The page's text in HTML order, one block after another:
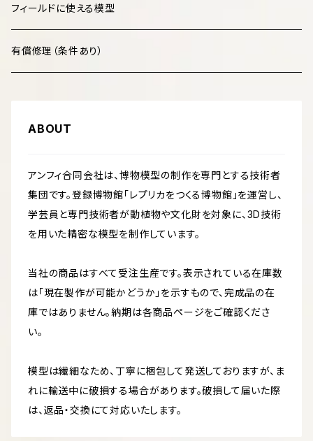
鳥類 Aves
爬虫類 Reptilia
魚類 Pisces
化石・古生物 Fossils
文化財 Cultural Heritage
フィールドに使える模型
有償修理（条件あり）
ABOUT
アンフィ合同会社は、博物模型の制作を専門とする技術者
集団です。登録博物館「レプリカをつくる博物館」を運営し、
学芸員と専門技術者が動植物や文化財を対象に、3D技術
を用いた精密な模型を制作しています。
当社の商品はすべて受注生産です。表示されている在庫数
は「現在製作が可能かどうか」を示すもので、完成品の在
庫ではありません。納期は各商品ページをご確認くださ
い。
模型は繊細なため、丁寧に梱包して発送しておりますが、ま
れに輸送中に破損する場合があります。破損して届いた際
は、返品・交換にて対応いたします。